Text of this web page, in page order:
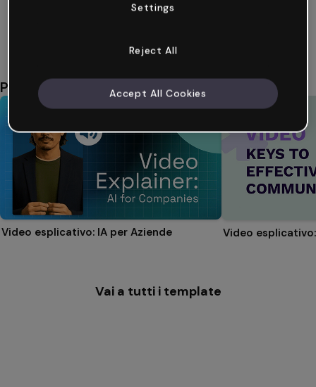
video presentazioni
Potrebbe piacerti anche
Video esplicativo: IA per Aziende
Vai a tutti i template
Settings
Reject All
Accept All Cookies